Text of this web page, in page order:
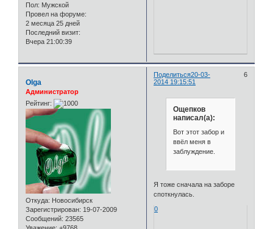
Пол: Мужской
Провел на форуме:
2 месяца 25 дней
Последний визит:
Вчера 21:00:39
Поделиться 6
20-03-
2014 19:15:51
Olga
Администратор
Рейтинг:
Откуда: Новосибирск
Зарегистрирован: 19-07-2009
Сообщений: 23565
Ощепков
написал(а):
Вот этот забор и
ввёл меня в
заблуждение.
Я тоже сначала на заборе
споткнулась.
0